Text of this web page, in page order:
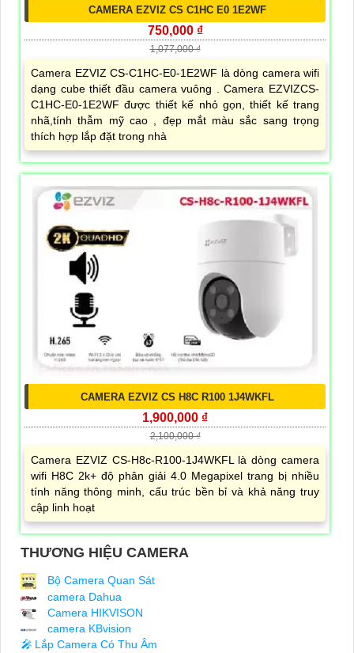
CAMERA EZVIZ CS C1HC E0 1E2WF
750,000 ₫
1,077,000 ₫
Camera EZVIZ CS-C1HC-E0-1E2WF là dòng camera wifi
dạng cube thiết đầu camera vuông . Camera EZVIZCS-
C1HC-E0-1E2WF được thiết kế nhỏ gọn, thiết kế trang
nhã,tính thẫm mỹ cao , đẹp mắt màu sắc sang trọng
thích hợp lắp đặt trong nhà
CAMERA EZVIZ CS H8C R100 1J4WKFL
1,900,000 ₫
2,100,000 ₫
Camera EZVIZ CS-H8c-R100-1J4WKFL là dòng camera
wifi H8C 2k+ độ phân giải 4.0 Megapixel trang bị nhiều
tính năng thông minh, cấu trúc bền bỉ và khả năng truy
cập linh hoạt
THƯƠNG HIỆU CAMERA
Bộ Camera Quan Sát
camera Dahua
Camera HIKVISON
camera KBvision
️🎤️ Lắp Camera Có Thu Âm